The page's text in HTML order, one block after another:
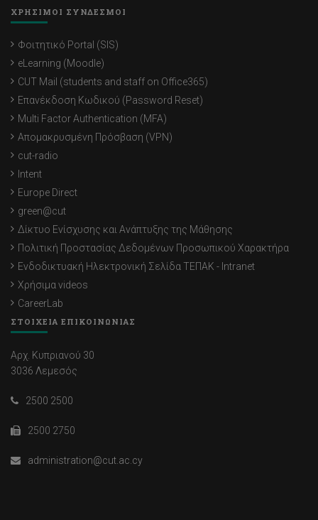
ΧΡΗΣΙΜΟΙ ΣΥΝΔΕΣΜΟΙ
Φοιτητικό Portal (SIS)
eLearning (Moodle)
CUT Mail (students and staff on Office365)
Επανέκδοση Κωδικού (Password Reset)
Multi Factor Authentication (MFA)
Απομακρυσμένη Πρόσβαση (VPN)
cut-radio
Intent
Europe Direct
green@cut
Δίκτυο Ενίσχυσης και Ανάπτυξης της Μάθησης
Πολιτική Προστασίας Δεδομένων Προσωπικού Χαρακτήρα
Ενδοδικτυακή Ηλεκτρονική Σελίδα ΤΕΠΑΚ - Intranet
Χρήσιμα videos
CareerLab
ΣΤΟΙΧΕΙΑ ΕΠΙΚΟΙΝΩΝΙΑΣ
Αρχ. Κυπριανού 30
3036 Λεμεσός
2500 2500
2500 2750
administration@cut.ac.cy